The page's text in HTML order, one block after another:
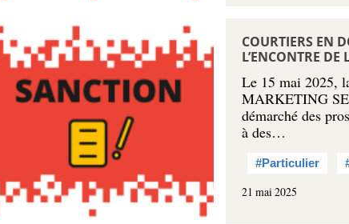
COURTIERS EN
L’ENCONTRE DE
Le 15 mai 2025,
MARKETING
démarché des
à des…
#Particulier
21 mai 2025